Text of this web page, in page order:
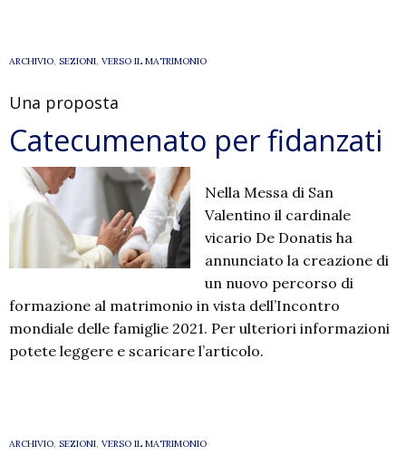
sul
ARCHIVIO, SEZIONI, VERSO IL MATRIMONIO
Una proposta
Catecumenato per fidanzati
Nella Messa di San
Valentino il cardinale
vicario De Donatis ha
annunciato la creazione di
un nuovo percorso di
formazione al matrimonio in vista dell’Incontro
mondiale delle famiglie 2021. Per ulteriori informazioni
potete leggere e scaricare l’articolo.
ARCHIVIO, SEZIONI, VERSO IL MATRIMONIO